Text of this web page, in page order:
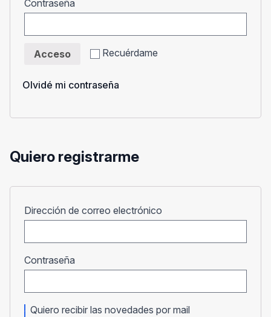
Contraseña
Recuérdame
Acceso
Olvidé mi contraseña
Quiero registrarme
Dirección de correo electrónico
Contraseña
Quiero recibir las novedades por mail